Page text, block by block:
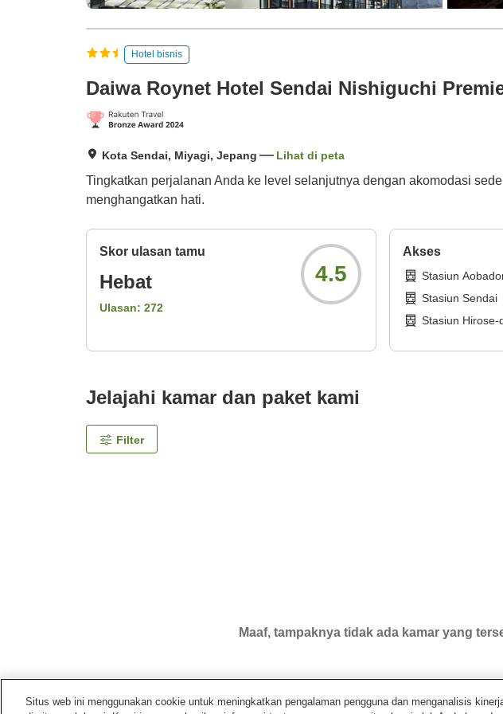
Hotel bisnis
Daiwa Roynet Hotel Sendai Nishiguchi
Kota Sendai, Miyagi, Jepang Lihat di peta
Tingkatkan perjalanan Anda ke level selanjutnya dengan akomodasi
menghangatkan hati.
Skor ulasan tamu
Hebat
Ulasan: 272
4.5
Akses
Stasiun
Stasiun Sendai
Stasiun Hirose-
Jelajahi kamar dan paket kami
Filter
Maaf, tampaknya tidak ada kamar yang
Situs web ini menggunakan cookie untuk meningkatkan pengalaman pengguna dan menganalisis